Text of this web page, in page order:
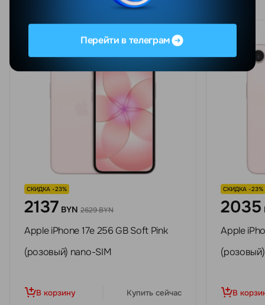
СКИДКА -23%
2137 BYN 2629 BYN
Apple iPhone 17e 256 GB Soft Pink
(розовый) nano-SIM
В корзину Купить сейчас
СКИДКА -23%
2035
Apple
(розовый)
В
Перейти в телеграм